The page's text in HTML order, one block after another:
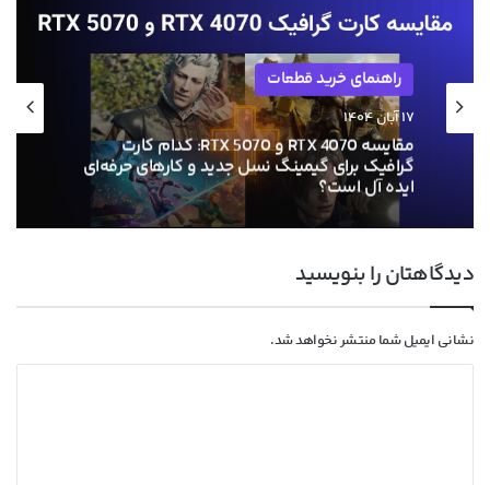
راهنمای خرید قطعات
۱۵ آبان ۱۴۰۴
مقایسه GTX 1660 و RX 580: کدام کارت گرافیک
استوک برای گیمینگ و کارهای گرافیکی مناسب‌تر
است؟
دیدگاهتان را بنویسید
نشانی ایمیل شما منتشر نخواهد شد.